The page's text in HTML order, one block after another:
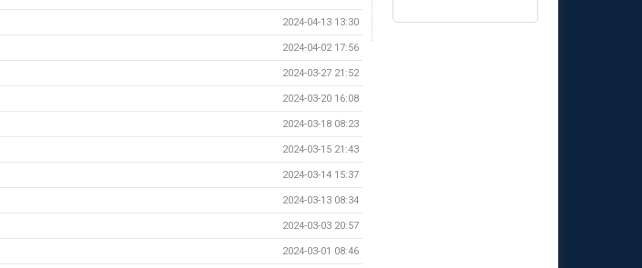
2024-04-13 13:30
2024-04-02 17:56
2024-03-27 21:52
2024-03-20 16:08
2024-03-18 08:23
2024-03-15 21:43
2024-03-14 15:37
2024-03-13 08:34
2024-03-03 20:57
2024-03-01 08:46